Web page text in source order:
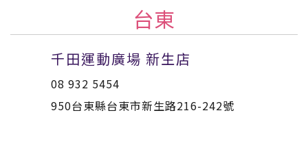
台東
千田運動廣場 新生店
08 932 5454
950台東縣台東市新生路216-242號